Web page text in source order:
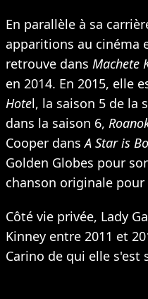
En parallèle à sa
apparitions au cinéma
retrouve dans Machete
en 2014. En 2015, elle
Hotel, la saison 5 de la
dans la saison 6,
Cooper dansA Star is
Golden Globes pour
chanson originale pour
Côté vie privée, Lady
Kinney entre 2011 et
Carino de qui elle s'est